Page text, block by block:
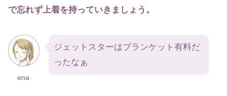
で忘れず上着を持っていきましょう。
ena
ジェットスターはブランケット有料だ
ったなぁ